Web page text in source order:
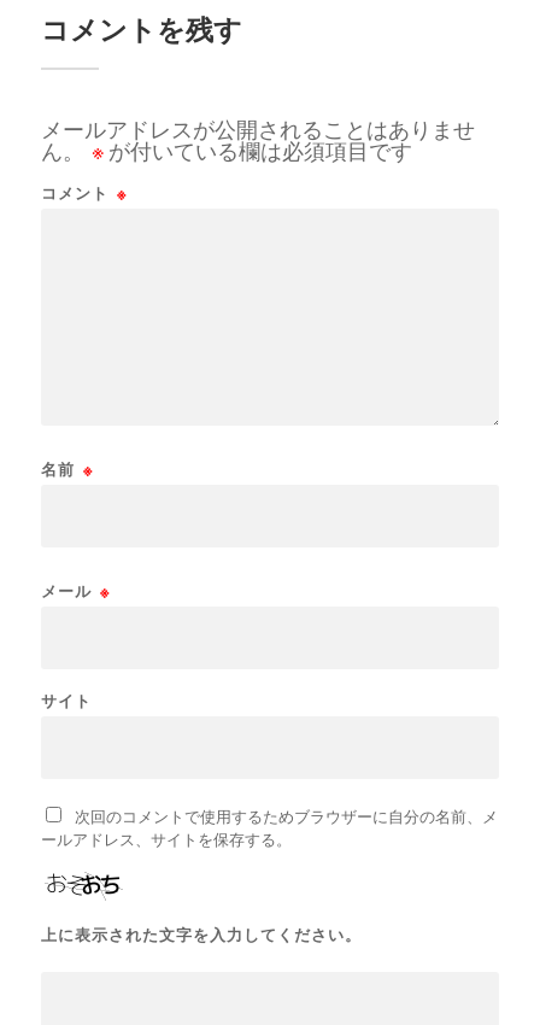
コメントを残す
メールアドレスが公開されることはありませ
ん。
※ が付いている欄は必須項目です
コメント ※
名前 ※
メール ※
サイト
次回のコメントで使用するためブラウザーに自分の名前、メ
ールアドレス、サイトを保存する。
上に表示された文字を入力してください。